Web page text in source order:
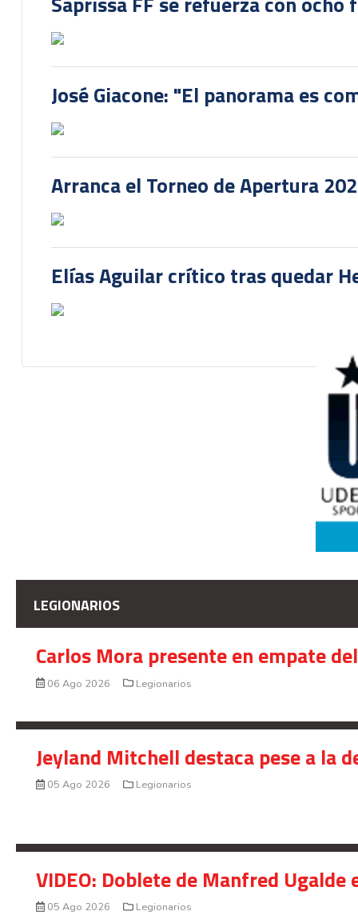
José Giacone: "El panorama es
Arranca el Torneo de Apertura
Elías Aguilar crítico tras quedar
LEGIONARIOS
Carlos Mora presente en empate
06 Ago 2026 Legionarios
Jeyland Mitchell destaca pese a la
05 Ago 2026 Legionarios
VIDEO: Doblete de Manfred
05 Ago 2026 Legionarios